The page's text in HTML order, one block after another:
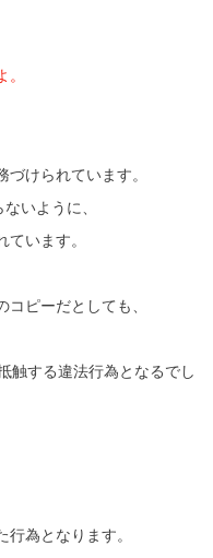
けられています。
いように、
います。
ピーだとしても、
触する違法行為となるでし
為となります。